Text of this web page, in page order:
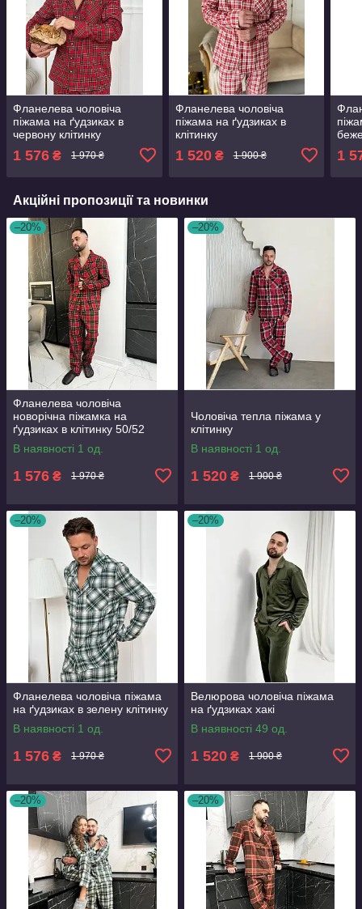
Фланелева чоловіча
піжама на ґудзиках в
червону клітинку
1 576 ₴ 1 970 ₴
Фланелева чоловіча
піжама на ґудзиках в
клітинку
1 520₴ 1 900 ₴ 1
Акційні пропозиції та новинки
–20%
Фланелева чоловіча
новорічна піжамка на
ґудзиках в клітинку 50/52
В наявності 1 од.
1 576 ₴ 1 970 ₴
–20%
Чоловіча тепла піжама у
клітинку
В наявності 1 од.
1 520 ₴ 1 900 ₴
–20%
Фланелева чоловіча піжама
на ґудзиках в зелену клітинку
В наявності 1 од.
1 576 ₴ 1 970 ₴
–20%
Велюрова чоловіча піжама
на ґудзиках хакі
В наявності 49 од.
1 520 ₴ 1 900 ₴
–20% –20%